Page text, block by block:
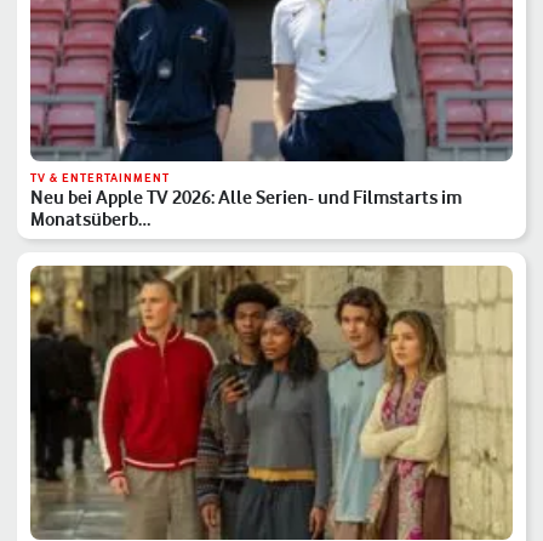
TV & ENTERTAINMENT
Neu bei Apple TV 2026: Alle Serien- und Filmstarts im
Monatsüberb…